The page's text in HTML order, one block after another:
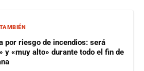
por riesgo de incendios: será
y «muy alto» durante todo el fin de